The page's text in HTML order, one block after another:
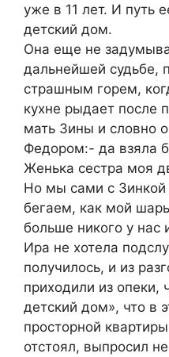
уже в 11 лет. И путь
детский дом.
Она еще не
дальнейшей судьбе,
страшным горем,
кухне рыдает после
мать Зины и словно
Федором:- да взяла
Женька сестра моя
Но мы сами с
бегаем, как мой
больше никого у нас
Ира не хотела
получилось, и из
приходили из опеки,
детский дом», что в
просторной
отстоял, выпросил